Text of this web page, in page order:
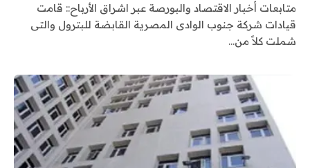
متابعات أخبار الاقتصاد والبورصة عبر اشراق الأرباح:: قامت
قيادات شركة جنوب الوادى المصرية القابضة للبترول والتى
شملت كلاً من…